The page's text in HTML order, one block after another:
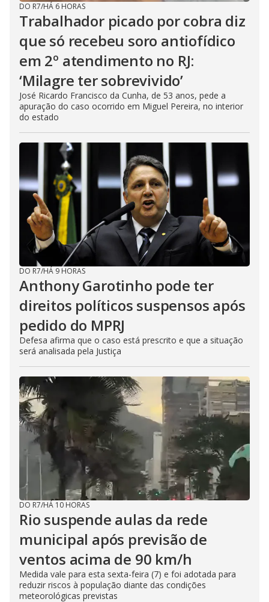
DO R7/HÁ 6 HORAS
Trabalhador picado por cobra diz
que só recebeu soro antiofídico
em 2º atendimento no RJ:
‘Milagre ter sobrevivido’
José Ricardo Francisco da Cunha, de 53 anos, pede a
apuração do caso ocorrido em Miguel Pereira, no interior
do estado
DO R7/HÁ 9 HORAS
Anthony Garotinho pode ter
direitos políticos suspensos após
pedido do MPRJ
Defesa afirma que o caso está prescrito e que a situação
será analisada pela Justiça
DO R7/HÁ 10 HORAS
Rio suspende aulas da rede
municipal após previsão de
ventos acima de 90 km/h
Medida vale para esta sexta-feira (7) e foi adotada para
reduzir riscos à população diante das condições
meteorológicas previstas